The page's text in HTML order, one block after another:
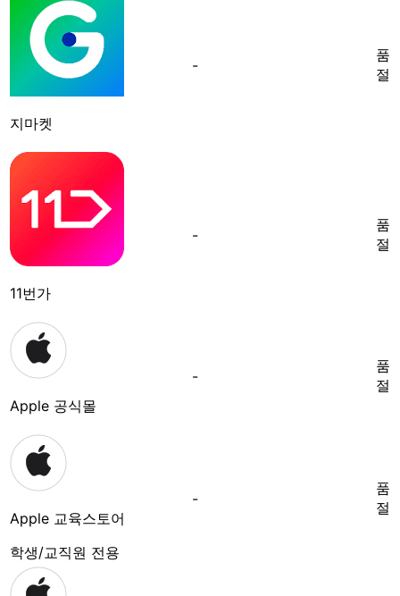
지마켓
-
품
절
11번가
-
품
절
Apple 공식몰
-
품
절
Apple 교육스토어
학생/교직원 전용
-
품
절